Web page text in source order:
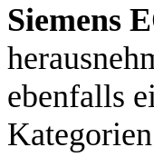
Siemens
ebenfalls